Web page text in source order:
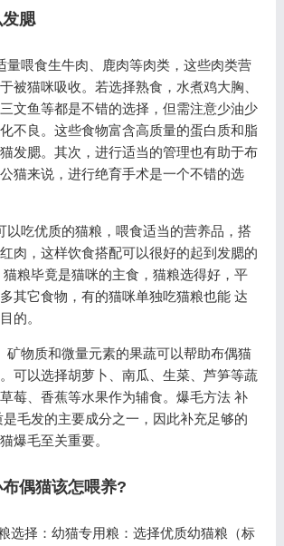
腮
量喂食生牛肉、鹿肉等肉类，这些肉类营
被猫咪吸收。若选择熟食，水煮鸡大胸、
文鱼等都是不错的选择，但需注意少油少
不良。这些食物富含高质量的蛋白质和脂
发腮。其次，进行适当的管理也有助于布
猫来说，进行绝育手术是一个不错的选
以吃优质的猫粮，喂食适当的营养品，搭
肉，这样饮食搭配可以很好的起到发腮的
粮毕竟是猫咪的主食，猫粮选得好，平
其它食物，有的猫咪单独吃猫粮也能 达
的。
矿物质和微量元素的果蔬可以帮助布偶猫
可以选择胡萝卜、南瓜、生菜、芦笋等蔬
莓、香蕉等水果作为辅食。爆毛方法 补
毛发的主要成分之一，因此补充足够的
爆毛至关重要。
偶猫该怎喂养?
选择：幼猫专用粮：选择优质幼猫粮（标